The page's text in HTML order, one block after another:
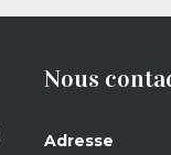
Nous
Adresse